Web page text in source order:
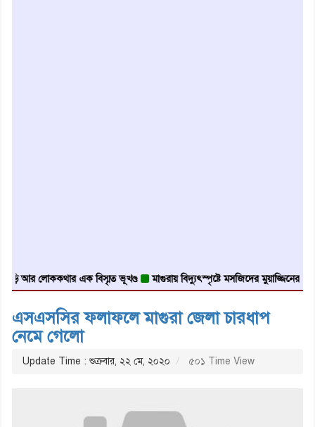
লোককথার এক বিস্মৃত ভূখণ্ড মাগুরায় বিদ্যুৎস্পৃষ্টে মসজিদের মুয়াজ্জিনের মৃত্যু
এসএসসির ফলাফলে মাগুরা জেলা চারধাপ
নেমে গেলো
Update Time : শুক্রবার, ২২ মে, ২০২০ ৫০১ Time View